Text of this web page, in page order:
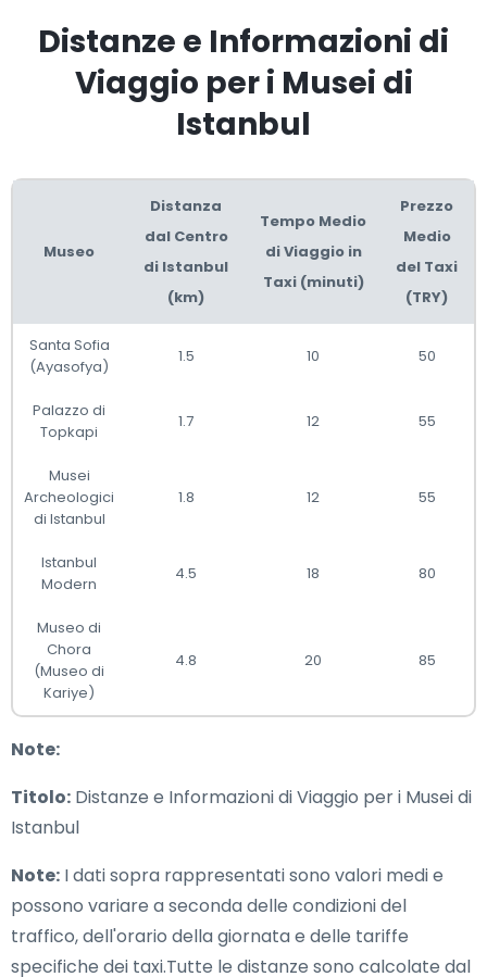
Distanze e Informazioni di
Viaggio per i Musei di
Istanbul
Museo
Distanza
dal Centro
di Istanbul
(km)
Tempo Medio
di Viaggio in
Taxi (minuti)
Prezzo
Medio
del Taxi
(TRY)
Santa Sofia
(Ayasofya)
1.5 10 50
Palazzo di
Topkapi
1.7 12 55
Musei
Archeologici
di Istanbul
1.8 12 55
Istanbul
Modern
4.5 18 80
Museo di
Chora
(Museo di
Kariye)
4.8 20 85
Note:
Titolo: Distanze e Informazioni di Viaggio per i Musei di
Istanbul
Note: I dati sopra rappresentati sono valori medi e
possono variare a seconda delle condizioni del
traffico, dell'orario della giornata e delle tariffe
specifiche dei taxi.Tutte le distanze sono calcolate dal